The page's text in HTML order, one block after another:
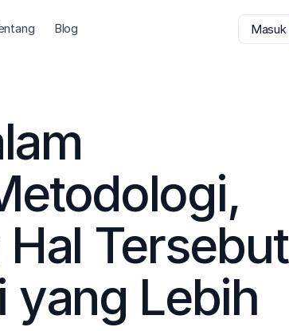
Tersebut
yang Lebih
Blog Masuk